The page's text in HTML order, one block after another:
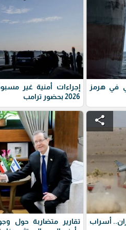
في هرمز
إجراءات أمنية غير
2026 بحضور ترامب
share
أسراب
تقارير متضاربة حول